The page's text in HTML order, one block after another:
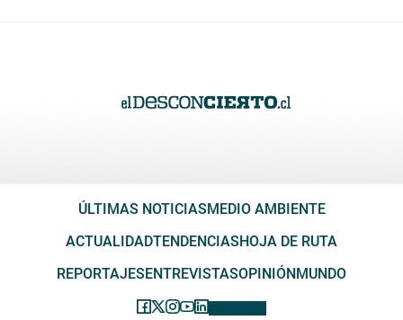
ÚLTIMAS NOTICIAS MEDIO AMBIENTE
ACTUALIDADTENDENCIAS HOJA DE RUTA
REPORTAJES ENTREVISTASOPINIÓN MUNDO